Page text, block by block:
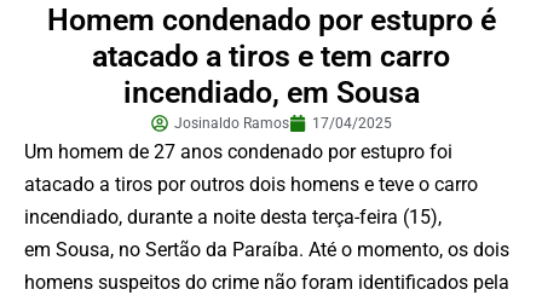
Homem condenado por estupro é
atacado a tiros e tem carro
incendiado, em Sousa
Josinaldo Ramos 17/04/2025
Um homem de 27 anos condenado por estupro foi
atacado a tiros por outros dois homens e teve o carro
incendiado, durante a noite desta terça-feira (15),
em Sousa, no Sertão da Paraíba. Até o momento, os dois
homens suspeitos do crime não foram identificados pela